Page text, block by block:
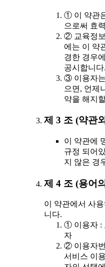
① 이 약관
으로써 효
② 교육정
에는 이 약
경한 경우
공시합니다.
③ 이용자
으면, 언제
약을 해지
제 3 조 (약관
이 약관에
규정 되어
지 않은 경
제 4 조 (용어
이 약관에서 사
니다.
① 이용자 :
자
② 이용자번
서비스 이